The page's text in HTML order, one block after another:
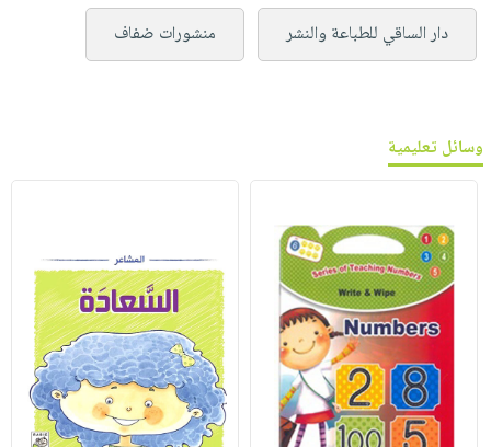
دار الساقي للطباعة والنشر منشورات ضفاف
وسائل تعليمية